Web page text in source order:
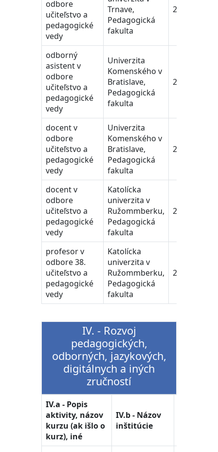
odbore
učiteľstvo a
pedagogické
vedy
Trnave,
Pedagogická
fakulta
2005-2010
odborný
asistent v
odbore
učiteľstvo a
pedagogické
vedy
Univerzita
Komenského v
Bratislave,
Pedagogická
fakulta
2010-2013
docent v
odbore
učiteľstvo a
pedagogické
vedy
Univerzita
Komenského v
Bratislave,
Pedagogická
fakulta
2013-2016
docent v
odbore
učiteľstvo a
pedagogické
vedy
Katolícka
univerzita v
Ružommberku,
Pedagogická
fakulta
2016-2022
profesor v
odbore 38.
učiteľstvo a
pedagogické
vedy
Katolícka
univerzita v
Ružommberku,
Pedagogická
fakulta
2022-2026
IV. - Rozvoj
pedagogických,
odborných, jazykových,
digitálnych a iných
zručností
IV.a - Popis
aktivity, názov
kurzu (ak išlo o
kurz), iné
IV.b - Názov
inštitúcie